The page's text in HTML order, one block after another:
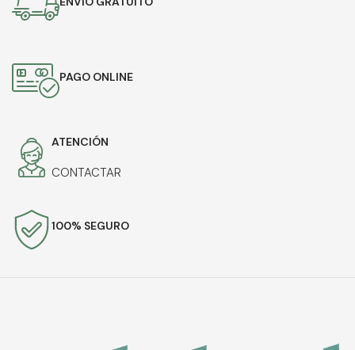
PAGO ONLINE
ATENCIÓN
CONTACTAR
100% SEGURO